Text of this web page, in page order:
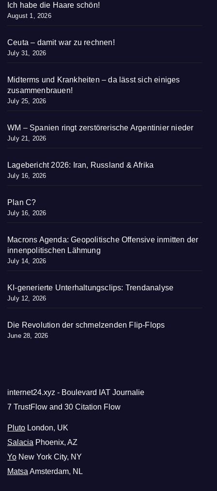
Ich habe die Haare schön!
August 1, 2026
Ceuta – damit war zu rechnen!
July 31, 2026
Midterms und Krankheiten – da lässt sich einiges
zusammenbrauen!
July 25, 2026
WM – Spanien ringt zerstörerische Argentinier nieder
July 21, 2026
Lagebericht 2026: Iran, Russland & Afrika
July 16, 2026
Plan C?
July 16, 2026
Macrons Agenda: Geopolitische Offensive inmitten der
innenpolitischen Lähmung
July 14, 2026
KI-generierte Unterhaltungsclips: Trendanalyse
July 12, 2026
Die Revolution der schmelzenden Flip-Flops
June 28, 2026
internet24.xyz - Boulevard IAT Journalie
7 TrustFlow and 30 Citation Flow
Pluto London, UK
Salacia Phoenix, AZ
Yo New York City, NY
Matsa Amsterdam, NL